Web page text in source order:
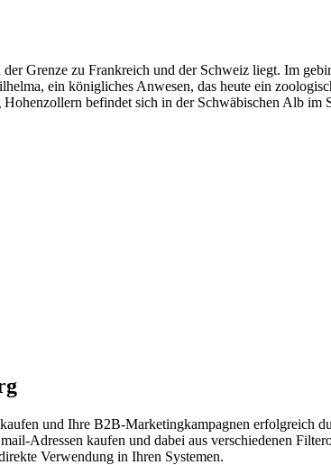
Grenze zu Frankreich und der Schweiz liegt. Im
ein königliches Anwesen, das heute ein
befindet sich in der Schwäbischen Alb im
und Ihre B2B-Marketingkampagnen erfolgreich
Adressen kaufen und dabei aus verschiedenen
Verwendung in Ihren Systemen.